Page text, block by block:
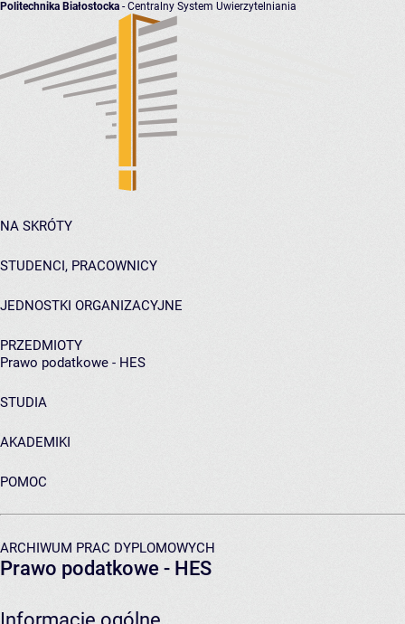
Politechnika Białostocka - Centralny System Uwierzytelniania
NA SKRÓTY
STUDENCI, PRACOWNICY
JEDNOSTKI ORGANIZACYJNE
PRZEDMIOTY
Prawo podatkowe - HES
STUDIA
AKADEMIKI
POMOC
ARCHIWUM PRAC DYPLOMOWYCH
Prawo podatkowe - HES